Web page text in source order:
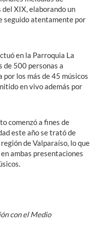
XIX, elaborando un
seguido atentamente por
en la Parroquia La
de 500 personas a
los más de 45 músicos
en vivo además por
comenzó a fines de
este año se trató de
de Valparaíso, lo que
ambas presentaciones
con el Medio